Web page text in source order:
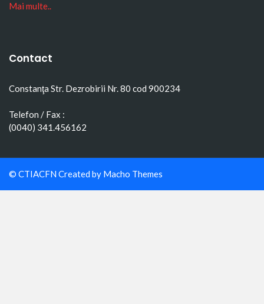
Mai multe..
Contact
Constanţa Str. Dezrobirii Nr. 80 cod 900234
Telefon / Fax :
(0040) 341.456162
© CTIACFN Created by Macho Themes